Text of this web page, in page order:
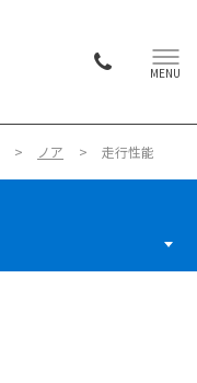
MENU
ノア 走行性能